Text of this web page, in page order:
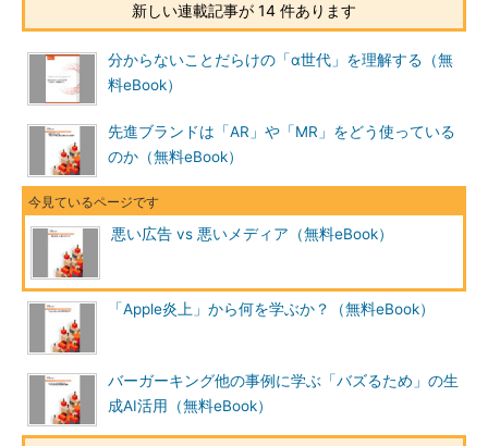
新しい連載記事が 14 件あります
分からないことだらけの「α世代」を理解する（無
料eBook）
先進ブランドは「AR」や「MR」をどう使っている
のか（無料eBook）
悪い広告 vs 悪いメディア（無料eBook）
「Apple炎上」から何を学ぶか？（無料eBook）
バーガーキング他の事例に学ぶ「バズるため」の生
成AI活用（無料eBook）